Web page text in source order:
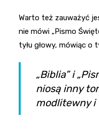
Warto też zauważyć
nie mówi „Pismo
tyłu głowy, mówiąc o
„Biblia” i
niosą inny
modlitewny i